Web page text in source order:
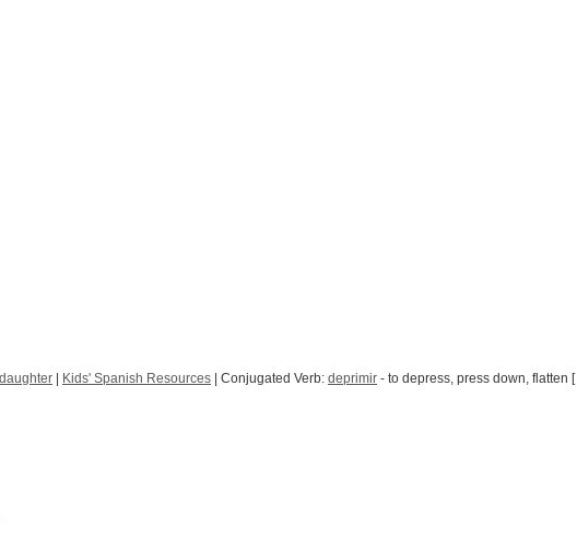
Kids' Spanish Resources | Conjugated Verb: deprimir - to depress, press down, flatten [